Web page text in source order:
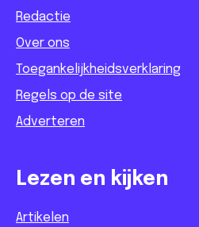
Redactie
Over ons
Toegankelijkheidsverklaring
Regels op de site
Adverteren
Lezen en kijken
Artikelen